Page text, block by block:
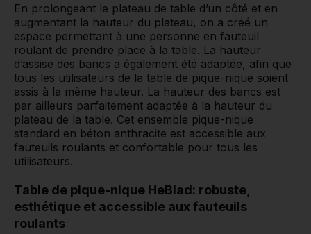
En prolongeant le plateau de table d’un côté et en
augmentant la hauteur du plateau, on a créé un
espace permettant à une personne en fauteuil
roulant de prendre place à la table. La hauteur
d’assise des bancs a également été adaptée, afin que
tous les utilisateurs de la table de pique-nique soient
assis à la même hauteur. La hauteur des bancs est
par ailleurs parfaitement adaptée à la hauteur du
plateau de la table. Cet ensemble pique-nique
standard en béton anthracite est accessible aux
fauteuils roulants et confortable pour tous les
utilisateurs.
Table de pique-nique HeBlad: robuste,
esthétique et accessible aux fauteuils
roulants